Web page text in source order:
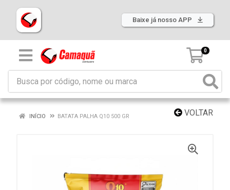
Baixe já nosso APP
0
VOLTAR
INÍCIO BATATA PALHA Q10 500 GR